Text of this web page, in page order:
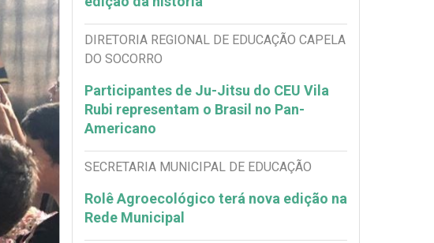
DIRETORIA REGIONAL DE EDUCAÇÃO CAPELA
DO SOCORRO
Participantes de Ju-Jitsu do CEU Vila
Rubi representam o Brasil no Pan-
Americano
SECRETARIA MUNICIPAL DE EDUCAÇÃO
Rolê Agroecológico terá nova edição na
Rede Municipal